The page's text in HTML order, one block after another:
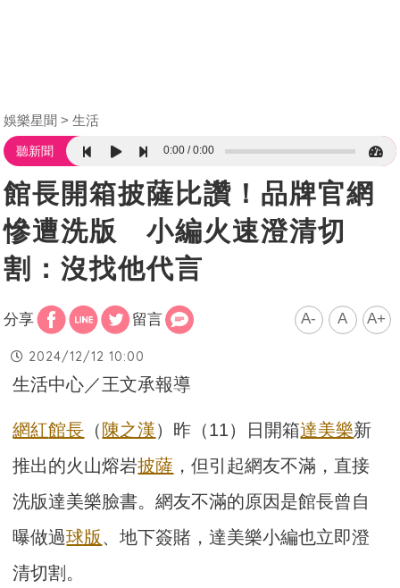
娛樂星聞 生活
聽新聞 0:00 0:00
館長開箱披薩比讚！品牌官網
慘遭洗版 小編火速澄清切
割：沒找他代言
分享 留言 A- A A+
2024/12/12 10:00
生活中心／王文承報導
網紅館長 （ 陳之漢）昨（11）日開箱達美樂新
推出的火山熔岩披薩 ，但引起網友不滿，直接
洗版達美樂臉書。網友不滿的原因是館長曾自
曝做過球版、地下簽賭，達美樂小編也立即澄
清切割。